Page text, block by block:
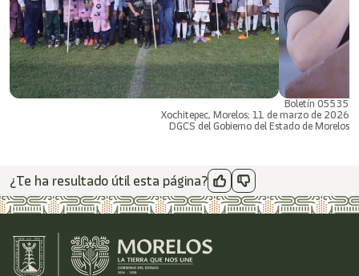
Boletín 05535
Xochitepec, Morelos; 11 de marzo de 2026
DGCS del Gobierno del Estado de Morelos
¿Te ha resultado útil esta página?